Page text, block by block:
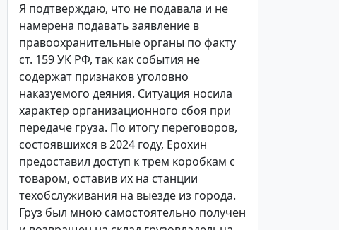
Я подтверждаю, что не подавала и не
намерена подавать заявление в
правоохранительные органы по факту
ст. 159 УК РФ, так как события не
содержат признаков уголовно
наказуемого деяния. Ситуация носила
характер организационного сбоя при
передаче груза. По итогу переговоров,
состоявшихся в 2024 году, Ерохин
предоставил доступ к трем коробкам с
товаром, оставив их на станции
техобслуживания на выезде из города.
Груз был мною самостоятельно получен